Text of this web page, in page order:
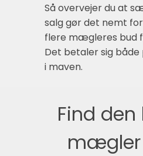
Så overvejer du at
salg gør det nemt
flere mægleres bud
Det betaler sig både
i maven.
Find
mægler